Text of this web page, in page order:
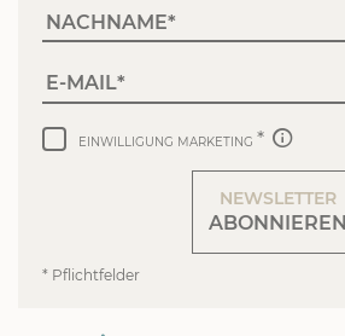
NACHNAME
E-MAIL
EINWILLIGUNG MARKETING
* Pflichtfelder
NEWSLETTER
ABONNIEREN